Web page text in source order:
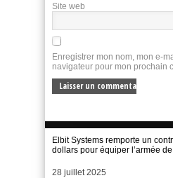
Site web
Enregistrer mon nom, mon e-
navigateur pour mon prochain
Elbit Systems remporte un
dollars pour équiper l’armée
Date
28 juillet 2025